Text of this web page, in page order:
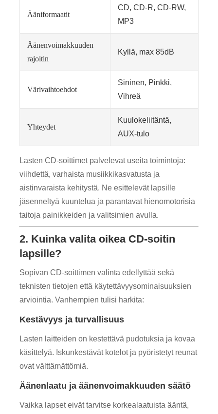
Ääniformaatit
CD, CD-R, CD-RW,
MP3
Äänenvoimakkuuden
rajoitin
Kyllä, max 85dB
Värivaihtoehdot
Sininen, Pinkki,
Vihreä
Yhteydet
Kuulokeliitäntä,
AUX-tulo
Lasten CD-soittimet palvelevat useita toimintoja:
viihdettä, varhaista musiikkikasvatusta ja
aistinvaraista kehitystä. Ne esittelevät lapsille
jäsenneltyä kuuntelua ja parantavat hienomotorisia
taitoja painikkeiden ja valitsimien avulla.
2. Kuinka valita oikea CD-soitin
lapsille?
Sopivan CD-soittimen valinta edellyttää sekä
teknisten tietojen että käytettävyysominaisuuksien
arviointia. Vanhempien tulisi harkita:
Kestävyys ja turvallisuus
Lasten laitteiden on kestettävä pudotuksia ja kovaa
käsittelyä. Iskunkestävät kotelot ja pyöristetyt reunat
ovat välttämättömiä.
Äänenlaatu ja äänenvoimakkuuden säätö
Vaikka lapset eivät tarvitse korkealaatuista ääntä,